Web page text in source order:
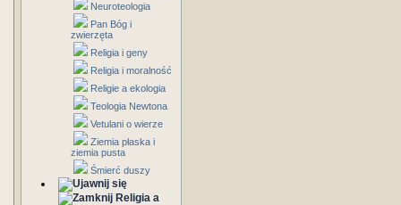
Neuroteologia
Pan Bóg i
zwierzęta
Religia i geny
Religia i moralność
Religie a ekologia
Teologia Newtona
Vetulani o wierze
Ziemia płaska i
ziemia pusta
Śmierć duszy
Religia a